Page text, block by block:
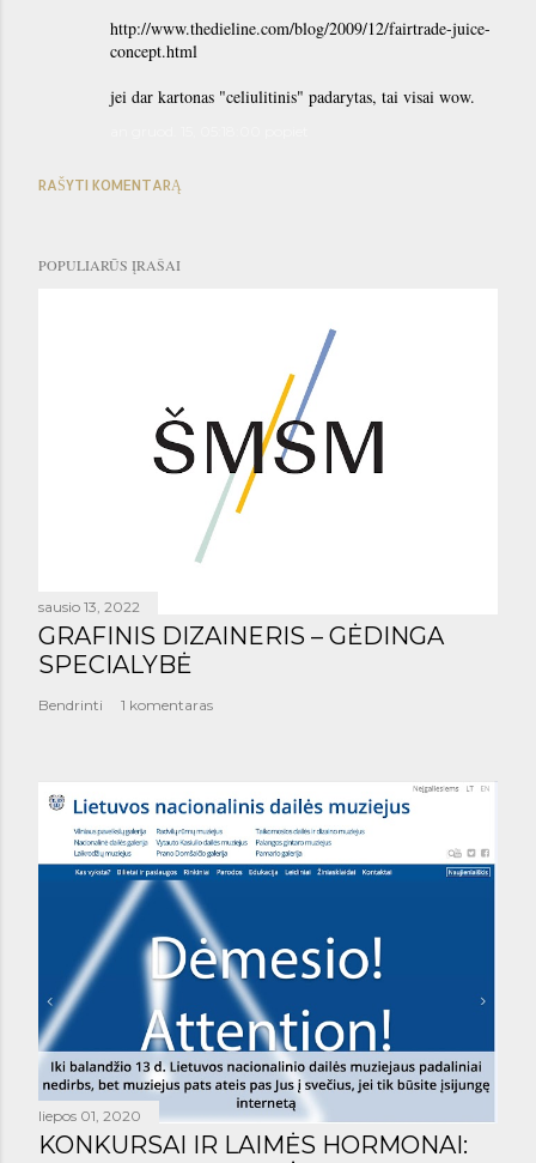
http://www.thedieline.com/blog/2009/12/fairtrade-juice-
concept.html
jei dar kartonas "celiulitinis" padarytas, tai visai wow.
RAŠYTI KOMENTARĄ
POPULIARŪS ĮRAŠAI
sausio 13, 2022
GRAFINIS DIZAINERIS – GĖDINGA
SPECIALYBĖ
Bendrinti 1 komentaras
liepos 01, 2020
KONKURSAI IR LAIMĖS HORMONAI: